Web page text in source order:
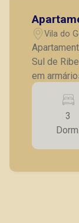
Vila do
Sul de Ribeirão
em
suíte
uma linda
3
gourmet
armários
03 vagas
3
Dorm.